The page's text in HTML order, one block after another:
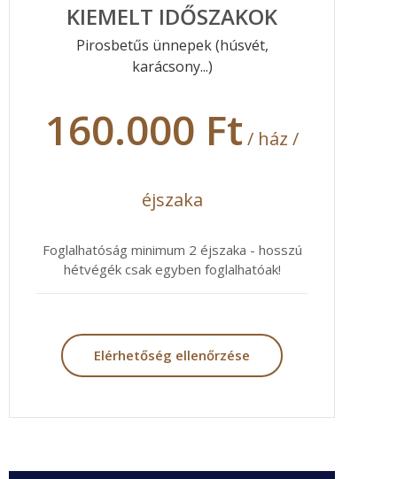
KIEMELT IDŐSZAKOK
Pirosbetűs ünnepek (húsvét,
karácsony...)
160.000 Ft / ház /
éjszaka
Foglalhatóság minimum 2 éjszaka - hosszú
hétvégék csak egyben foglalhatóak!
Elérhetőség ellenőrzése